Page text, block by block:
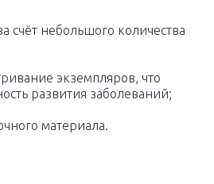
счёт небольшого количества
экземпляров, что
развития заболеваний;
материала.